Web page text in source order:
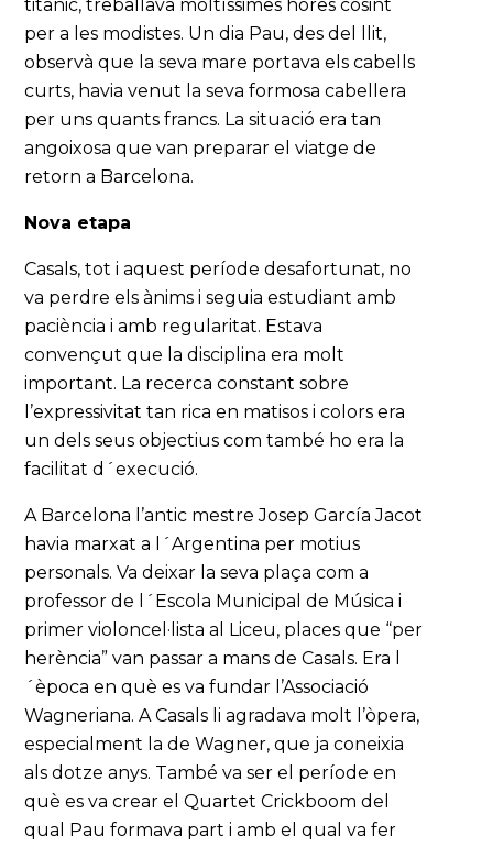
titànic, treballava moltíssimes hores cosint
per a les modistes. Un dia Pau, des del llit,
observà que la seva mare portava els cabells
curts, havia venut la seva formosa cabellera
per uns quants francs. La situació era tan
angoixosa que van preparar el viatge de
retorn a Barcelona.
Nova etapa
Casals, tot i aquest període desafortunat, no
va perdre els ànims i seguia estudiant amb
paciència i amb regularitat. Estava
convençut que la disciplina era molt
important. La recerca constant sobre
l’expressivitat tan rica en matisos i colors era
un dels seus objectius com també ho era la
facilitat d´execució.
A Barcelona l’antic mestre Josep García Jacot
havia marxat a l´Argentina per motius
personals. Va deixar la seva plaça com a
professor de l´Escola Municipal de Música i
primer violoncel·lista al Liceu, places que “per
herència” van passar a mans de Casals. Era l
´època en què es va fundar l’Associació
Wagneriana. A Casals li agradava molt l’òpera,
especialment la de Wagner, que ja coneixia
als dotze anys. També va ser el període en
què es va crear el Quartet Crickboom del
qual Pau formava part i amb el qual va fer